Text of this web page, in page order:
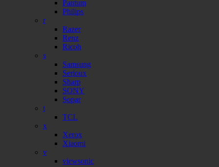
Pantum
Philips
r
Razer
Renz
Ricoh
s
Samsung
Serioux
Sharp
SONY
Sopar
t
TCL
x
Xerox
Xiaomi
v
viewsonic